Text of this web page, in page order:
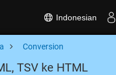
Indonesian
Conversion
TSV ke HTML